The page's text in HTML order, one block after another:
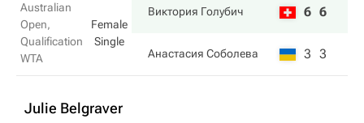
Australian
Open,
Qualification
WTA
Female
Single
Виктория Голубич 6 6
Анастасия Соболева 3 3
Julie Belgraver